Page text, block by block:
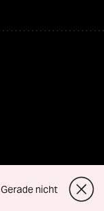
Gerade nicht